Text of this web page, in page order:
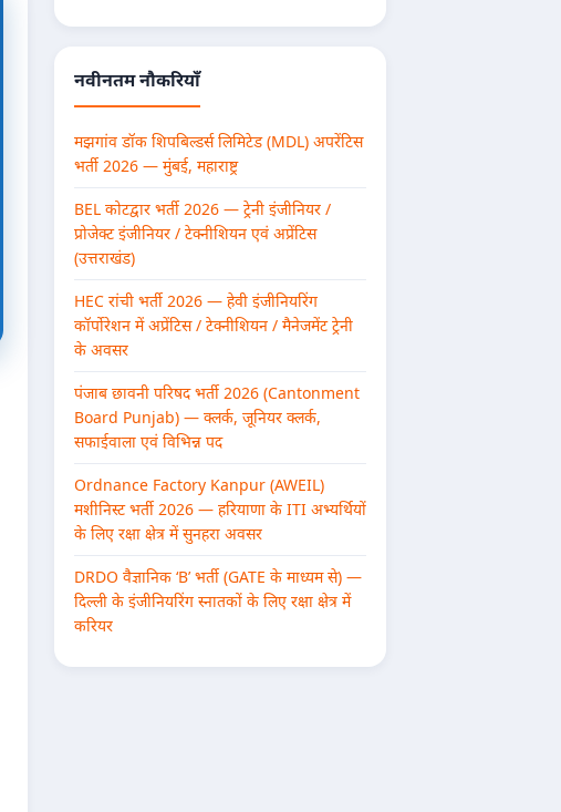
नवीनतम नौकरियाँ
मझगांव डॉक शिपबिल्डर्स लिमिटेड (MDL) अपरेंटिस
भर्ती 2026 — मुंबई, महाराष्ट्र
BEL कोटद्वार भर्ती 2026 — ट्रेनी इंजीनियर /
प्रोजेक्ट इंजीनियर / टेक्नीशियन एवं अप्रेंटिस
(उत्तराखंड)
HEC रांची भर्ती 2026 — हेवी इंजीनियरिंग
कॉर्पोरेशन में अप्रेंटिस / टेक्नीशियन / मैनेजमेंट ट्रेनी
के अवसर
पंजाब छावनी परिषद भर्ती 2026 (Cantonment
Board Punjab) — क्लर्क, जूनियर क्लर्क,
सफाईवाला एवं विभिन्न पद
Ordnance Factory Kanpur (AWEIL)
मशीनिस्ट भर्ती 2026 — हरियाणा के ITI अभ्यर्थियों
के लिए रक्षा क्षेत्र में सुनहरा अवसर
DRDO वैज्ञानिक ‘B’ भर्ती (GATE के माध्यम से) —
दिल्ली के इंजीनियरिंग स्नातकों के लिए रक्षा क्षेत्र में
करियर